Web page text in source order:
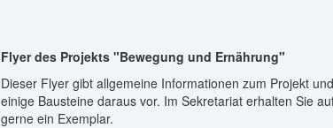
Flyer des Projekts "Bewegung und Ernährung"
Dieser Flyer gibt allgemeine Informationen zum Projekt
einige Bausteine daraus vor. Im Sekretariat erhalten Sie
gerne ein Exemplar.